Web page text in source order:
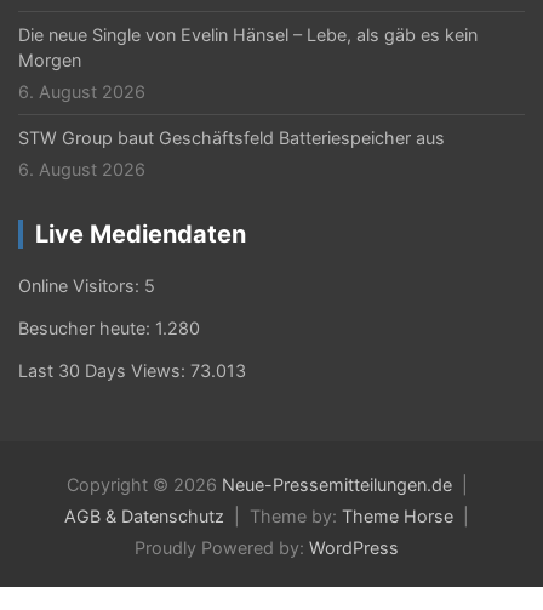
Die neue Single von Evelin Hänsel – Lebe, als gäb es kein
Morgen
6. August 2026
STW Group baut Geschäftsfeld Batteriespeicher aus
6. August 2026
Live Mediendaten
Online Visitors: 5
Besucher heute: 1.280
Last 30 Days Views: 73.013
Copyright © 2026 Neue-Pressemitteilungen.de
AGB & Datenschutz
Theme by: Theme Horse
Proudly Powered by: WordPress